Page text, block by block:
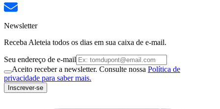
Newsletter
Receba Aleteia todos os dias em sua caixa de e-mail.
Seu endereço de e-mail
Aceito receber a newsletter. Consulte nossa Política de
privacidade para saber mais.
Inscrever-se